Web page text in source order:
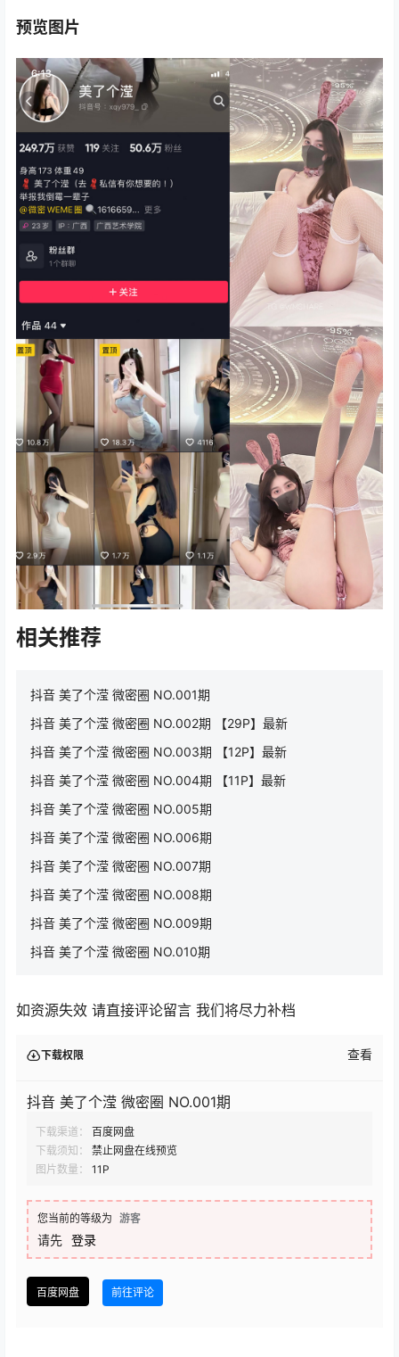
预览图片
相关推荐
抖音 美了个滢 微密圈 NO.001期
抖音 美了个滢 微密圈 NO.002期 【29P】最新
抖音 美了个滢 微密圈 NO.003期 【12P】最新
抖音 美了个滢 微密圈 NO.004期 【11P】最新
抖音 美了个滢 微密圈 NO.005期
抖音 美了个滢 微密圈 NO.006期
抖音 美了个滢 微密圈 NO.007期
抖音 美了个滢 微密圈 NO.008期
抖音 美了个滢 微密圈 NO.009期
抖音 美了个滢 微密圈 NO.010期
如资源失效 请直接评论留言 我们将尽力补档
下载权限 查看
抖音 美了个滢 微密圈 NO.001期
下载渠道：
百度网盘
下载须知：
禁止网盘在线预览
图片数量：
11P
您当前的等级为 游客
请先 登录
百度网盘 前往评论